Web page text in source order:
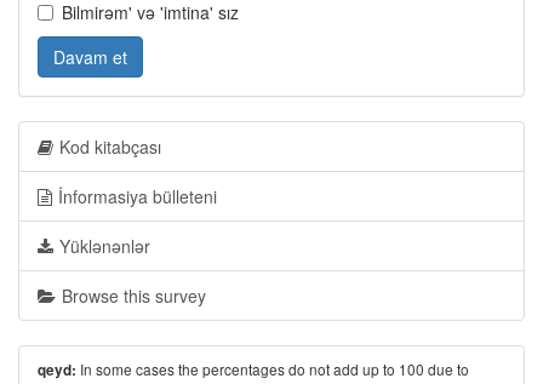
Bilmirəm' və 'imtina' sız
Davam et
Kod kitabçası
İnformasiya bülleteni
Yüklənənlər
Browse this survey
qeyd: In some cases the percentages do not add up to 100 due to